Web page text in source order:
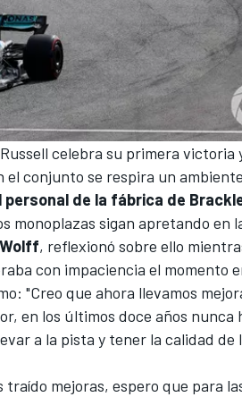
celebra su primera victoria
el conjunto se respira un
de la fábrica de
monoplazas sigan apretando en
, reflexionó sobre ello
con impaciencia el momento
"Creo que ahora llevamos
en los últimos doce años nunca
a la pista y tener la calidad de
traído mejoras, espero que para